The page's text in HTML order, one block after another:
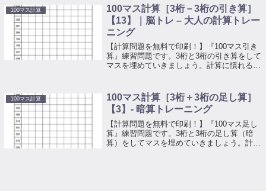
100マス計算
100マス計算［3桁－3桁の引き算］
【13】｜脳トレ – 大人の計算トレー
ニング
【計算問題を無料で印刷！】『100マス引き
算』練習問題です。3桁と3桁の引き算をして
マスを埋めていきましょう。計算に慣れるた
埋めていく計算プリントです。
100マス計算
100マス計算［3桁＋3桁の足し算］
【3】- 暗算トレーニング
【計算問題を無料で印刷！】『100マス足し
算』練習問題です。3桁と3桁の足し算（暗
算）をしてマスを埋めていきましょう。計算